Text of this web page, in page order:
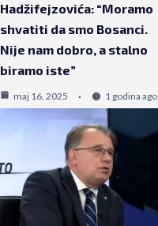
Hadžifejzovića: “Moramo
shvatiti da smo Bosanci.
Nije nam dobro, a stalno
biramo iste”
maj 16, 2025 1 godina ago